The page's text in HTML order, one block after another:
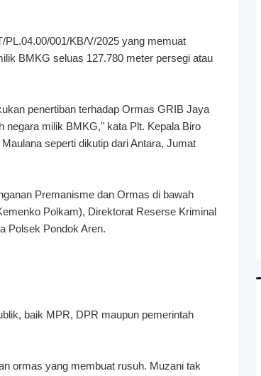
001/KB/V/2025 yang memuat
BMKG seluas 127.780 meter persegi atau
penertiban terhadap Ormas GRIB Jaya
negara milik BMKG," kata Plt. Kepala Biro
seperti dikutip dari Antara, Jumat
Premanisme dan Ormas di bawah
Polkam), Direktorat Reserse Kriminal
Polsek Pondok Aren.
baik MPR, DPR maupun pemerintah
ormas yang membuat rusuh. Muzani tak